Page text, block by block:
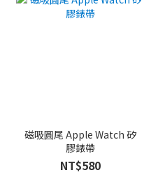
磁吸圓尾 Apple Watch 矽
膠錶帶
NT$580